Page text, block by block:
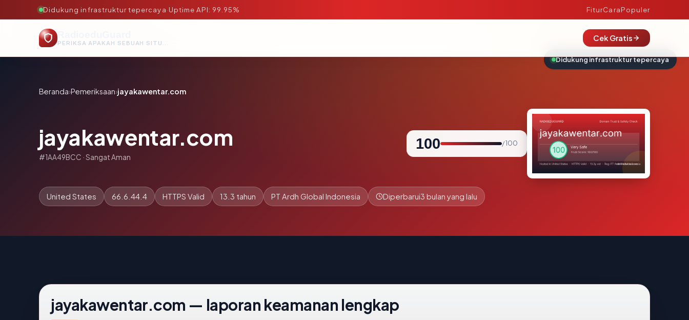
Didukung infrastruktur tepercaya·Uptime API: 99.95% FiturCaraPopuler
PERIKSA APAKAH SEBUAH SITUS AMAN, TEPERCAYA, DAN TERVERIFIKASI DALAM HITUNGAN DETIK.
Cek Gratis
Beranda›Pemeriksaan›jayakawentar.com
jayakawentar.com
#1AA49BCC · Sangat Aman
100 / 100
United States 66.6.44.4 HTTPS Valid 13.3 tahun PT Ardh Global Indonesia Diperbarui3 bulan yang lalu
jayakawentar.com — laporan keamanan lengkap
Didukung infrastruktur tepercaya